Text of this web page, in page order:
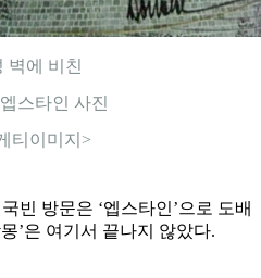
벽에 비친
스타인 사진
티이미지>
빈 방문은 ‘엡스타인’으로 도배
’은 여기서 끝나지 않았다.